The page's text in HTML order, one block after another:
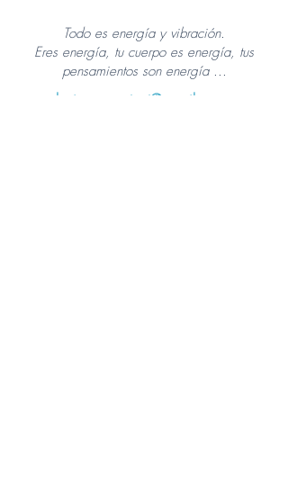
Todo es energía y vibración.
Eres energía, tu cuerpo es energía, tus
pensamientos son energía ...
lunisson.contact@gmail.com